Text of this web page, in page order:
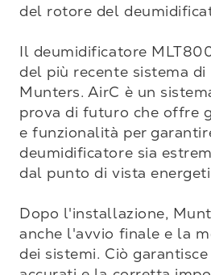
del rotore del
Il deumidificatore
del più recente sistema
Munters. AirC è un
prova di futuro che offre
e funzionalità per
deumidificatore sia
dal punto di vista
Dopo l'installazione,
anche l'avvio finale e la
dei sistemi. Ciò